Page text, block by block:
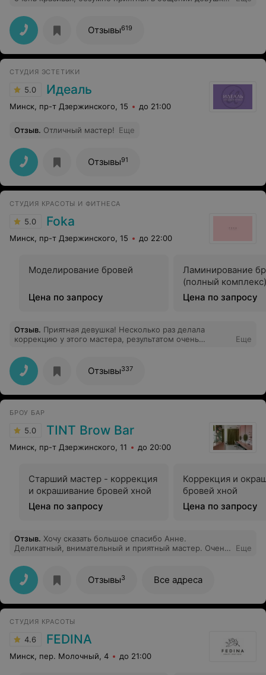
Отзывы619
СТУДИЯ ЭСТЕТИКИ
5.0 Идеаль
Минск, пр-т Дзержинского, 15 до 21:00
Отзыв. Отличный мастер! Еще
Отзывы91
СТУДИЯ КРАСОТЫ И ФИТНЕСА
5.0 Foka
Минск, пр-т Дзержинского, 15 до 22:00
Моделирование бровей
Цена по запросу
Ламинирование
(полный комплекс)
Цена по запросу
Отзыв. Приятная девушка! Несколько раз делала
коррекцию у этого мастера, результатом очень
Еще
Отзывы337
БРОУ БАР
5.0 TINT Brow Bar
Минск, пр-т Дзержинского, 11 до 20:00
Старший мастер - коррекция
и окрашивание бровей хной
Цена по запросу
Коррекция и
бровей хной
Цена по запросу
Отзыв. Хочу сказать большое спасибо Анне.
Деликатный, внимательный и приятный мастер. Очень
безболезненно делает коррекцию! Ушла с радостью и,
думаю, еще не раз к ней вернусь.
Еще
Отзывы3 Все адреса
СТУДИЯ КРАСОТЫ
4.6 FEDINA
Минск, пер. Молочный, 4 до 21:00